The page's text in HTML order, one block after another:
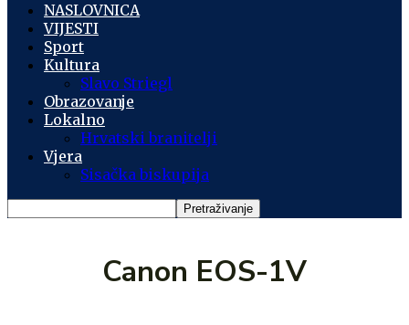
NASLOVNICA
VIJESTI
Sport
Kultura
Slavo Striegl
Obrazovanje
Lokalno
Hrvatski branitelji
Vjera
Sisačka biskupija
Canon EOS-1V